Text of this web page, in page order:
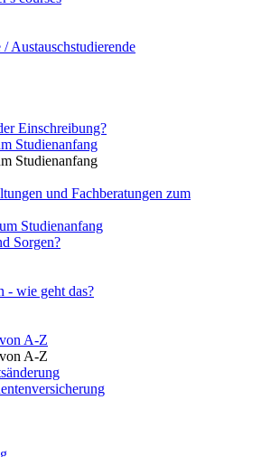
Austauschstudierende
Einschreibung?
Studienanfang
Studienanfang
und Fachberatungen zum
Studienanfang
Sorgen?
- wie geht das?
A-Z
A-Z